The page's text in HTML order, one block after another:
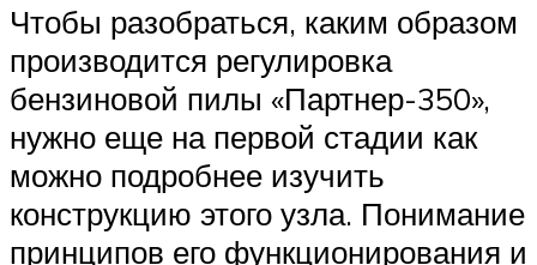
Чтобы разобраться, каким образом
производится регулировка
бензиновой пилы «Партнер-350»,
нужно еще на первой стадии как
можно подробнее изучить
конструкцию этого узла. Понимание
принципов его функционирования и